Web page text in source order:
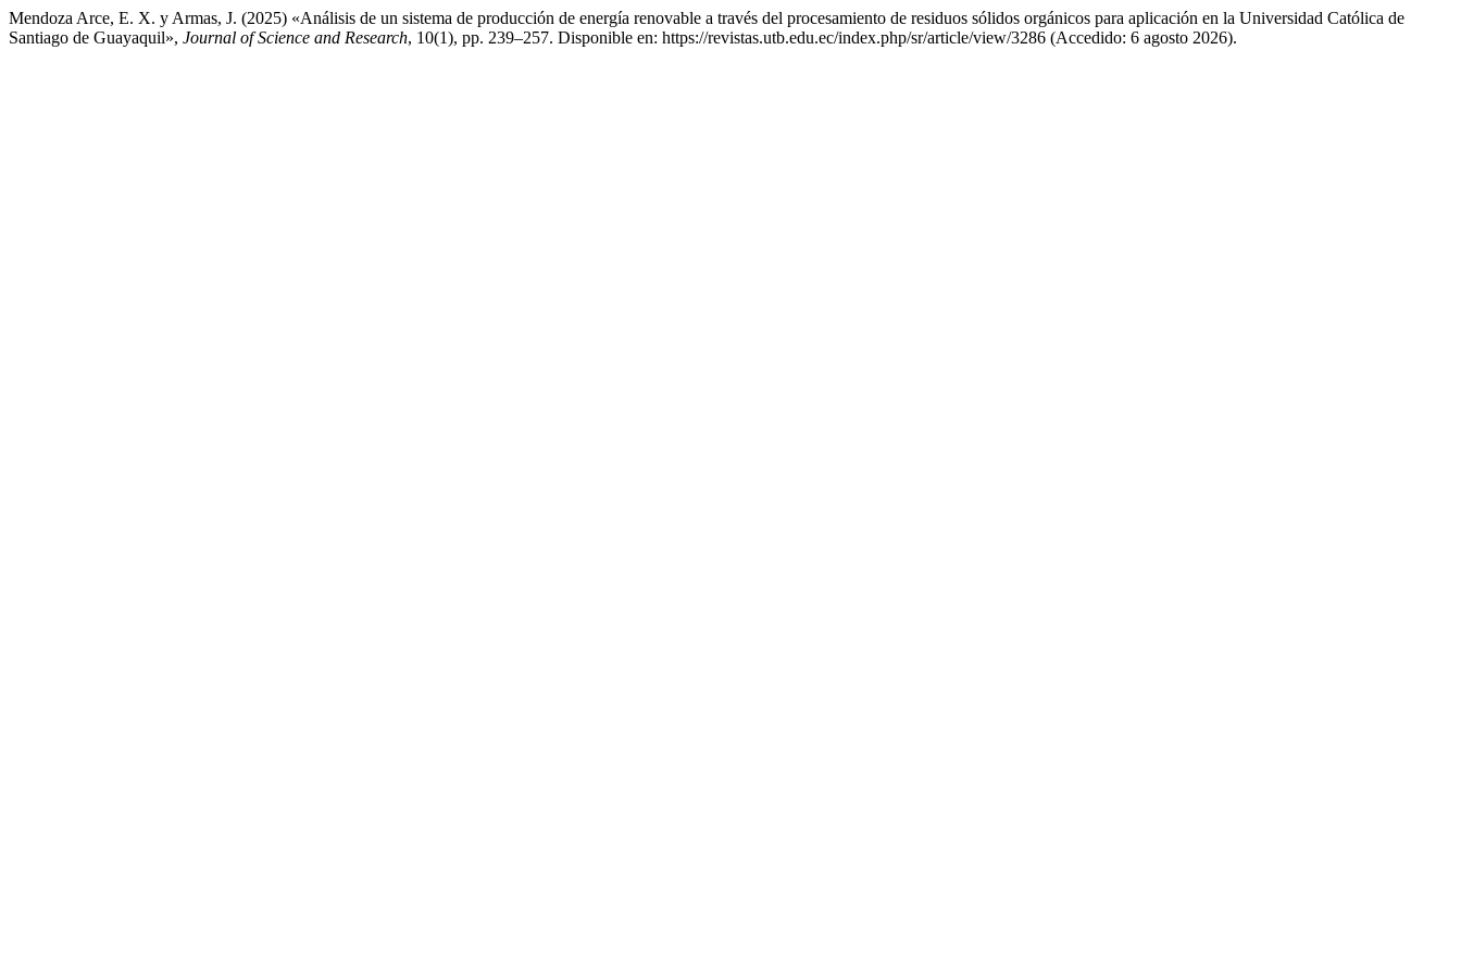
Mendoza Arce, E. X. y Armas, J. (2025) «Análisis de un sistema de producción de energía renovable a través del procesamiento de residuos sólidos orgánicos para aplicación en la Universidad Católica de
Santiago de Guayaquil», Journal of Science and Research, 10(1), pp. 239–257. Disponible en: https://revistas.utb.edu.ec/index.php/sr/article/view/3286 (Accedido: 6 agosto 2026).